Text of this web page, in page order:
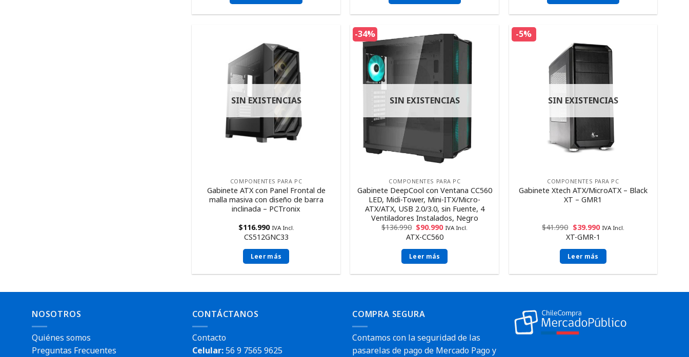
SIN EXISTENCIAS
COMPONENTES PARA PC
Gabinete ATX con Panel Frontal de
malla masiva con diseño de barra
inclinada – PCTronix
$116.990 IVA Incl.
CS512GNC33
Leer más
-34%
SIN EXISTENCIAS
COMPONENTES PARA PC
Gabinete DeepCool con Ventana CC560
LED, Midi-Tower, Mini-ITX/Micro-
ATX/ATX, USB 2.0/3.0, sin Fuente, 4
Ventiladores Instalados, Negro
$136.990 $90.990 IVA Incl.
ATX-CC560
Leer más
-5%
SIN EXISTENCIAS
COMPONENTES PARA PC
Gabinete Xtech ATX/MicroATX – Black
XT – GMR1
$41.990 $39.990 IVA Incl.
XT-GMR-1
Leer más
NOSOTROS
Quiénes somos
Preguntas Frecuentes
CONTÁCTANOS
Contacto
Celular:56 9 7565 9625
COMPRA SEGURA
Contamos con la seguridad de las
pasarelas de pago de Mercado Pago y